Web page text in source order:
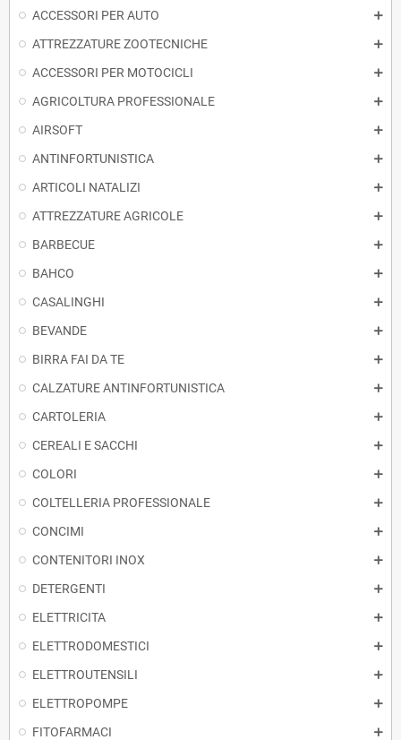
ACCESSORI PER AUTO
ATTREZZATURE ZOOTECNICHE
ACCESSORI PER MOTOCICLI
AGRICOLTURA PROFESSIONALE
AIRSOFT
ANTINFORTUNISTICA
ARTICOLI NATALIZI
ATTREZZATURE AGRICOLE
BARBECUE
BAHCO
CASALINGHI
BEVANDE
BIRRA FAI DA TE
CALZATURE ANTINFORTUNISTICA
CARTOLERIA
CEREALI E SACCHI
COLORI
COLTELLERIA PROFESSIONALE
CONCIMI
CONTENITORI INOX
DETERGENTI
ELETTRICITA
ELETTRODOMESTICI
ELETTROUTENSILI
ELETTROPOMPE
FITOFARMACI